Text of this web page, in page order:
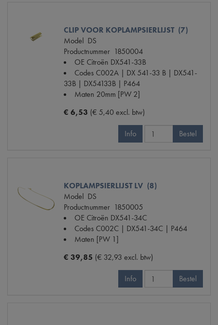
CLIP VOOR KOPLAMPSIERLIJST (7)
Model DS
Productnummer 1850004
OE Citroën DX541-33B
Codes C002A | DX 541-33 B | DX541-
33B | DX54133B | P464
Maten 20mm [PW 2]
€ 6,53 (€ 5,40 excl. btw)
Info Bestel
KOPLAMPSIERLIJST LV (8)
Model DS
Productnummer 1850005
OE Citroën DX541-34C
Codes C002C | DX541-34C | P464
Maten [PW 1]
€ 39,85 (€ 32,93 excl. btw)
Info Bestel